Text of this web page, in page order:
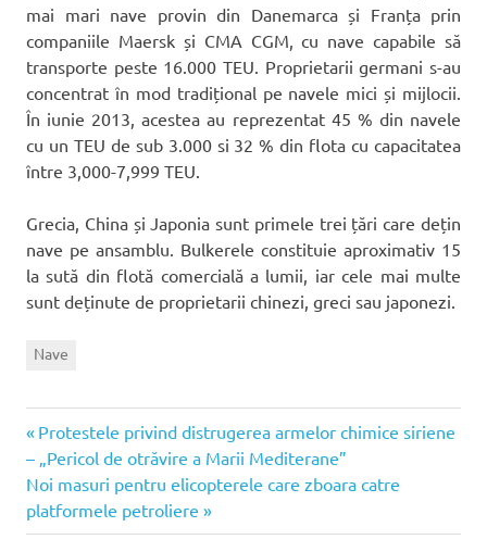
mai mari nave provin din Danemarca și Franța prin
companiile Maersk și CMA CGM, cu nave capabile să
transporte peste 16.000 TEU. Proprietarii germani s-au
concentrat în mod tradițional pe navele mici și mijlocii.
În iunie 2013, acestea au reprezentat 45 % din navele
cu un TEU de sub 3.000 si 32 % din flota cu capacitatea
între 3,000-7,999 TEU.
Grecia, China și Japonia sunt primele trei țări care dețin
nave pe ansamblu. Bulkerele constituie aproximativ 15
la sută din flotă comercială a lumii, iar cele mai multe
sunt deținute de proprietarii chinezi, greci sau japonezi.
Nave
Navigare
în
articole
Articolul
anterior:
Protestele privind distrugerea armelor chimice siriene
– „Pericol de otrăvire a Marii Mediterane”
Articolul
următor:
Noi masuri pentru elicopterele care zboara catre
platformele petroliere